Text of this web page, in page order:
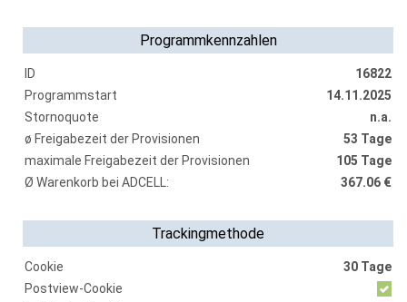
Programmkennzahlen
ID
16822
Programmstart
14.11.2025
Stornoquote
n.a.
ø Freigabezeit der Provisionen
53 Tage
maximale Freigabezeit der Provisionen
105 Tage
Ø Warenkorb bei ADCELL:
367.06 €
Trackingmethode
Cookie
30 Tage
Postview-Cookie